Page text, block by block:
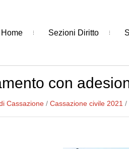
Home Sezioni Diritto
con
Cassazione / Cassazione civile 2021 /